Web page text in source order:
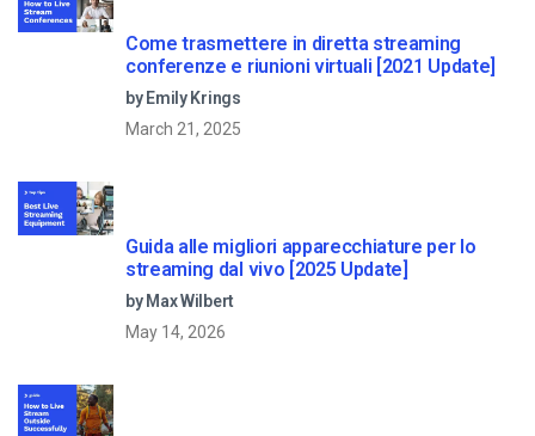
Come trasmettere in diretta streaming
conferenze e riunioni virtuali [2021 Update]
by Emily Krings
March 21, 2025
Guida alle migliori apparecchiature per lo
streaming dal vivo [2025 Update]
by Max Wilbert
May 14, 2026